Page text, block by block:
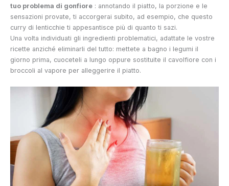
tuo problema di gonfiore : annotando il piatto, la porzione e le
sensazioni provate, ti accorgerai subito, ad esempio, che questo
curry di lenticchie ti appesantisce più di quanto ti sazi.
Una volta individuati gli ingredienti problematici, adattate le vostre
ricette anziché eliminarli del tutto: mettete a bagno i legumi il
giorno prima, cuoceteli a lungo oppure sostituite il cavolfiore con i
broccoli al vapore per alleggerire il piatto.